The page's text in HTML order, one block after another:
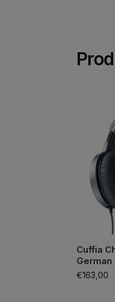
Cuffia
German
€163,00